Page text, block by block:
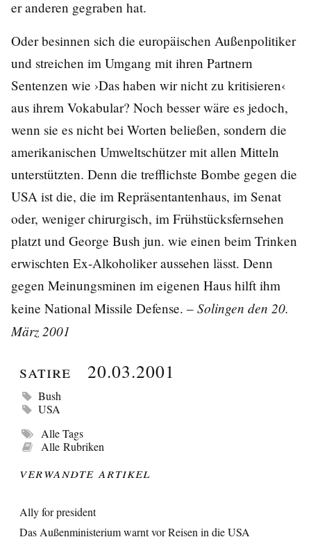
er anderen gegraben hat.
Oder besinnen sich die europäischen Außenpolitiker
und streichen im Umgang mit ihren Partnern
Sentenzen wie ›Das haben wir nicht zu kritisieren‹
aus ihrem Vokabular? Noch besser wäre es jedoch,
wenn sie es nicht bei Worten beließen, sondern die
amerikanischen Umweltschützer mit allen Mitteln
unterstützten. Denn die trefflichste Bombe gegen die
USA ist die, die im Repräsentantenhaus, im Senat
oder, weniger chirurgisch, im Frühstücksfernsehen
platzt und George Bush jun. wie einen beim Trinken
erwischten Ex-Alkoholiker aussehen lässt. Denn
gegen Meinungsminen im eigenen Haus hilft ihm
keine National Missile Defense. – Solingen den 20.
März 2001
Satire 20.03.2001
Bush
USA
Alle Tags
Alle Rubriken
Verwandte Artikel
Ally for president
Das Außenministerium warnt vor Reisen in die USA